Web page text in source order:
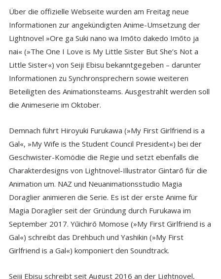
Über die offizielle Webseite wurden am Freitag neue
Informationen zur angekündigten Anime-Umsetzung der
Lightnovel »Ore ga Suki nano wa Imōto dakedo Imōto ja
nai« (»The One I Love is My Little Sister But She’s Not a
Little Sister«) von Seiji Ebisu bekanntgegeben – darunter
Informationen zu Synchronsprechern sowie weiteren
Beteiligten des Animationsteams. Ausgestrahlt werden soll
die Animeserie im Oktober.
Demnach führt Hiroyuki Furukawa (»My First Girlfriend is a
Gal«, »My Wife is the Student Council President«) bei der
Geschwister-Komödie die Regie und setzt ebenfalls die
Charakterdesigns von Lightnovel-Illustrator Gintarō für die
Animation um. NAZ und Neuanimationsstudio Magia
Doraglier animieren die Serie. Es ist der erste Anime für
Magia Doraglier seit der Gründung durch Furukawa im
September 2017. Yūichirō Momose (»My First Girlfriend is a
Gal«) schreibt das Drehbuch und Yashikin (»My First
Girlfriend is a Gal«) komponiert den Soundtrack.
Seiji Ebisu schreibt seit August 2016 an der Lightnovel,